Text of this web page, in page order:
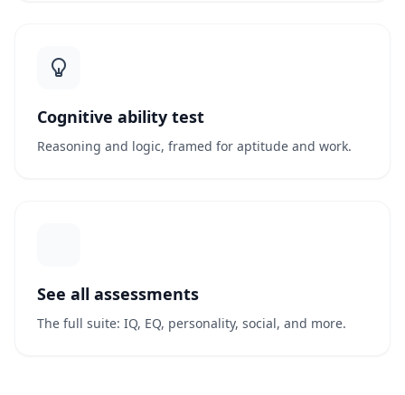
Cognitive ability test
Reasoning and logic, framed for aptitude and work.
See all assessments
The full suite: IQ, EQ, personality, social, and more.